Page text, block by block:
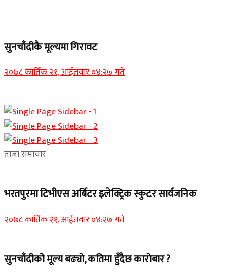
सुनचाँदीकै मूल्यमा गिरावट
२०७८ कार्तिक २१, आईतवार ०४:२७ गते
ताजा समाचार
भरतपुरमा टिभीएस अर्बिटर इलेक्ट्रिक स्कुटर सार्वजनिक
२०७८ कार्तिक २१, आईतवार ०४:२७ गते
सुनचाँदीको मूल्य बढ्यो, कतिमा हुँदैछ कारोबार ?